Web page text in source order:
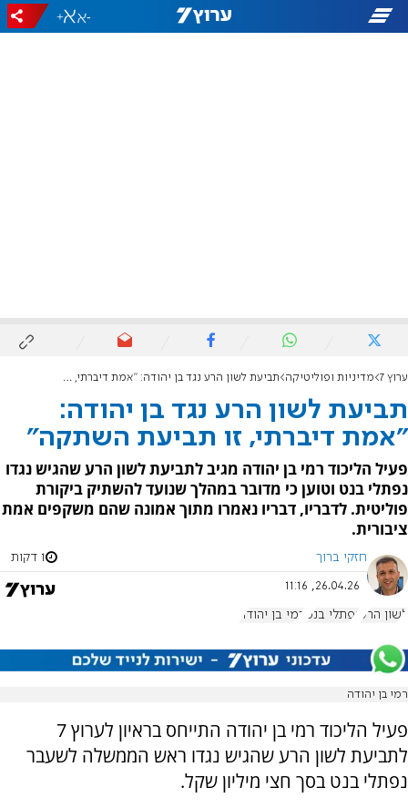
-
+
ערוץ 7 מדיניות ופוליטיקה תביעת לשון הרע נגד בן יהודה: "אמת דיברתי, זו תביעת השתקה"
תביעת לשון הרע נגד בן יהודה:
"אמת דיברתי, זו תביעת השתקה"
פעיל הליכוד רמי בן יהודה מגיב לתביעת לשון הרע שהגיש נגדו
נפתלי בנט וטוען כי מדובר במהלך שנועד להשתיק ביקורת
פוליטית. לדבריו, דבריו נאמרו מתוך אמונה שהם משקפים אמת
ציבורית.
חזקי ברוך 1 דקות
26.04.26, 11:16
לשון הרע נפתלי בנט רמי בן יהודה
רמי בן יהודה
פעיל הליכוד רמי בן יהודה התייחס בראיון לערוץ 7
לתביעת לשון הרע שהגיש נגדו ראש הממשלה לשעבר
נפתלי בנט בסך חצי מיליון שקל.